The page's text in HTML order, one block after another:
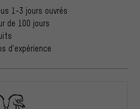
1-3 jours ouvrés
de 100 jours
d'expérience